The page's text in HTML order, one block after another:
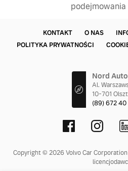
podejmowania
KONTAKT O NAS
POLITYKA PRYWATNOŚCI
Nord
Al.
10-701
(89) 672 40
Copyright © 2026 Volvo Car